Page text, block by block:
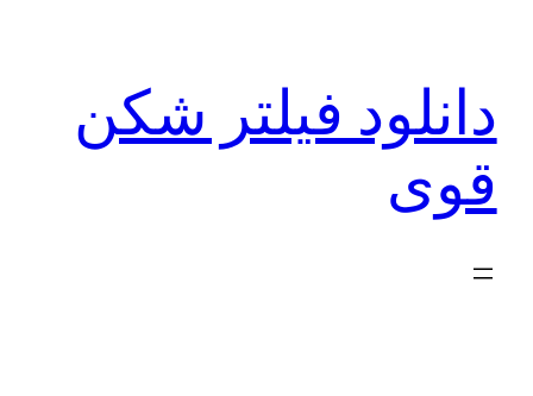
دانلود فیلتر شکن
قوی